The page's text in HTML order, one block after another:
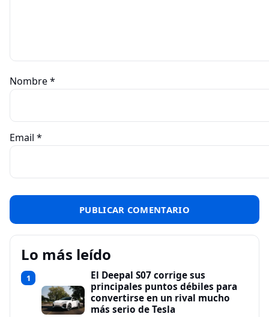
Nombre*
Email *
Lo más leído
1
El Deepal S07 corrige sus
principales puntos débiles para
convertirse en un rival mucho
más serio de Tesla